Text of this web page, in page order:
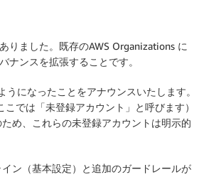
りました。既存のAWS Organizations に
ナンスを拡張することです。
になったことをアナウンスいたします。
では「未登録アカウント」と呼びます）
め、これらの未登録アカウントは明示的
ン（基本設定）と追加のガードレールが